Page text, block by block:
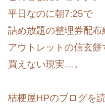
平日なのに朝7:25で
詰め放題の整理券配布
アウトレットの信玄餅
買えない現実…。
桔梗屋HPのブログを